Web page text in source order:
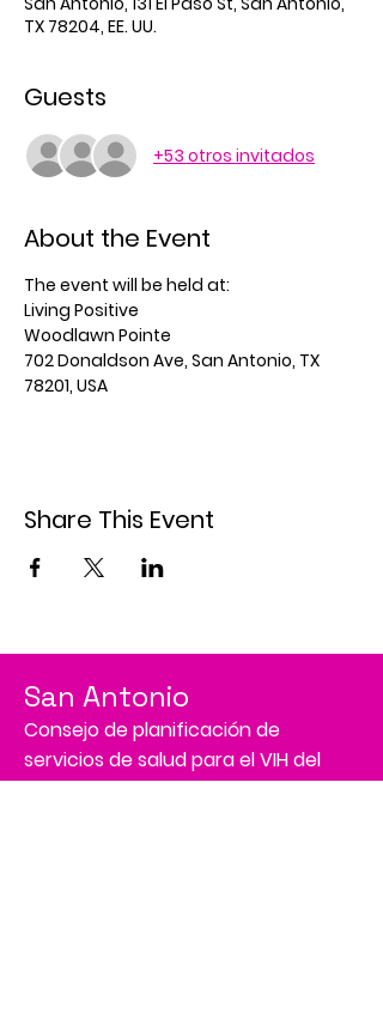
TX 78204, EE. UU.
Guests
+53 otros invitados
About the Event
The event will be held at:
Living Positive
Woodlawn Pointe
702 Donaldson Ave, San Antonio, TX
78201, USA
Share This Event
San Antonio
Consejo de planificación de
servicios de salud para el VIH del
área